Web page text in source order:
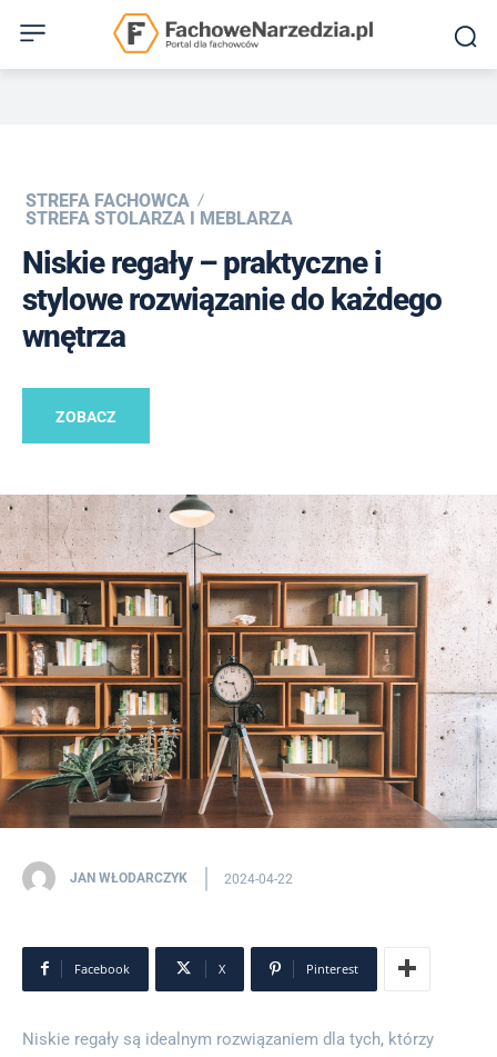
STREFA FACHOWCA
STREFA STOLARZA I MEBLARZA
Niskie regały – praktyczne i
stylowe rozwiązanie do każdego
wnętrza
ZOBACZ
JAN WŁODARCZYK 2024-04-22
Facebook X Pinterest
Niskie regały są idealnym rozwiązaniem dla tych, którzy